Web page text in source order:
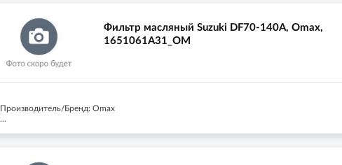
Фильтр масляный Suzuki DF70-140A, Omax,
1651061A31_OM
Производитель/Бренд: Omax
...